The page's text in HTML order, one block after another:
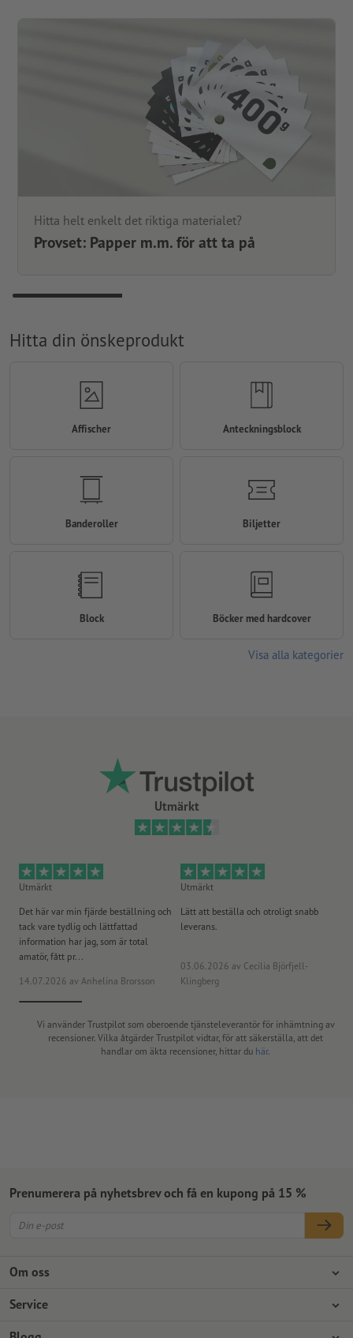
Hitta helt enkelt det riktiga materialet?
Provset: Papper m.m. för att ta på
Utmärkt
Utmärkt
Det här var min fjärde beställning och
tack vare tydlig och lättfattad
information har jag, som är total
amatör, fått pr...
14.07.2026 av Anhelina Brorsson
Utmärkt
Lätt att beställa och otroligt snabb
leverans.
03.06.2026 av Cecilia Björfjell-
Klingberg
Vi använder Trustpilot som oberoende tjänsteleverantör för inhämtning av
recensioner. Vilka åtgärder Trustpilot vidtar, för att säkerställa, att det
handlar om äkta recensioner, hittar du här.
Hitta din önskeprodukt
Affischer Anteckningsblock
Banderoller Biljetter
Block Böcker med hardcover
Visa alla kategorier
Om oss
Företag
Service
Betalningsalternativ
Prenumerera på nyhetsbrev och få en kupong på 15 %